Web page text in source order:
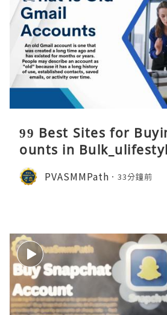
99 Best Sites for
ounts in
PVASMMPath 33分鐘前